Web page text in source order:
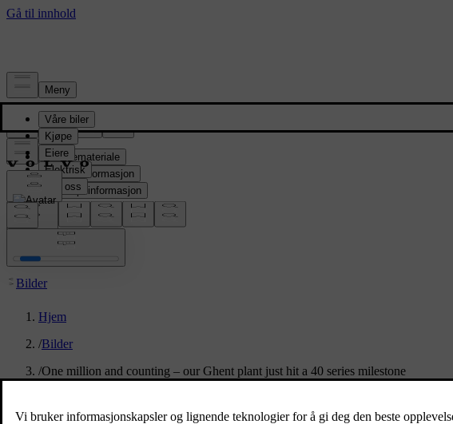
Presserom
Pressemateriale
Produktinformasjon
Selskapsinformasjon
Mediekontakter
location:
Bilder
Hjem
/Bilder
/One million and counting – our Ghent plant just hit a 40 series milestone